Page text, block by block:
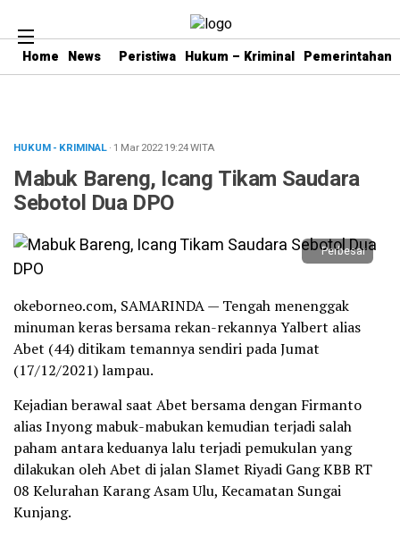
Home News Peristiwa Hukum – Kriminal Pemerintahan
HUKUM - KRIMINAL· 1 Mar 202219:24WITA
Mabuk Bareng, Icang Tikam Saudara
Sebotol Dua DPO
Perbesar
okeborneo.com, SAMARINDA — Tengah menenggak
minuman keras bersama rekan-rekannya Yalbert alias
Abet (44) ditikam temannya sendiri pada Jumat
(17/12/2021) lampau.
Kejadian berawal saat Abet bersama dengan Firmanto
alias Inyong mabuk-mabukan kemudian terjadi salah
paham antara keduanya lalu terjadi pemukulan yang
dilakukan oleh Abet di jalan Slamet Riyadi Gang KBB RT
08 Kelurahan Karang Asam Ulu, Kecamatan Sungai
Kunjang.